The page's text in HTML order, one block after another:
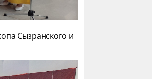
Сызранского и